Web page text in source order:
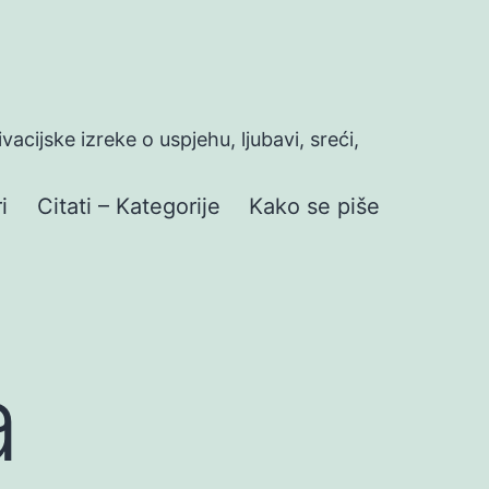
izreke o uspjehu, ljubavi, sreći,
Citati – Kategorije Kako se piše